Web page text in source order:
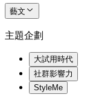
藝文
主題企劃
大試用時代
社群影響力
StyleMe